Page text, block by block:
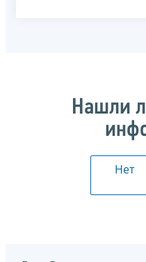
Нашли
Нет